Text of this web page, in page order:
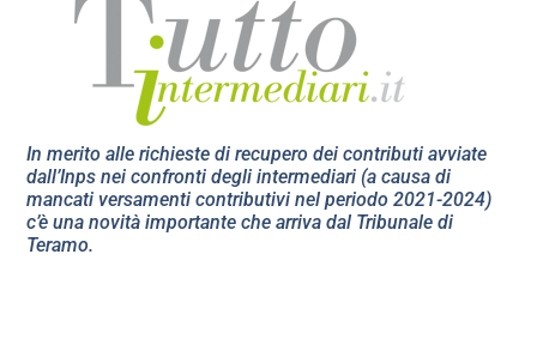
In merito alle richieste di recupero dei contributi avviate
dall’Inps nei confronti degli intermediari (a causa di
mancati versamenti contributivi nel periodo 2021-2024)
c’è una novità importante che arriva dal Tribunale di
Teramo.